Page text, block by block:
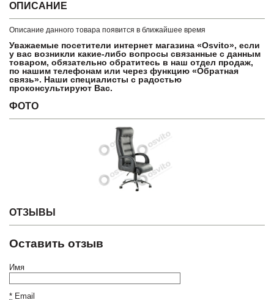
ОПИСАНИЕ
Описание данного товара появится в ближайшее время
Уважаемые посетители интернет магазина «Osvito», если
у вас возникли какие-либо вопросы связанные с данным
товаром, обязательно обратитесь в наш отдел продаж,
по нашим телефонам или через функцию «Обратная
связь». Наши специалисты с радостью
проконсультируют Вас.
ФОТО
ОТЗЫВЫ
Оставить отзыв
Имя
* Email